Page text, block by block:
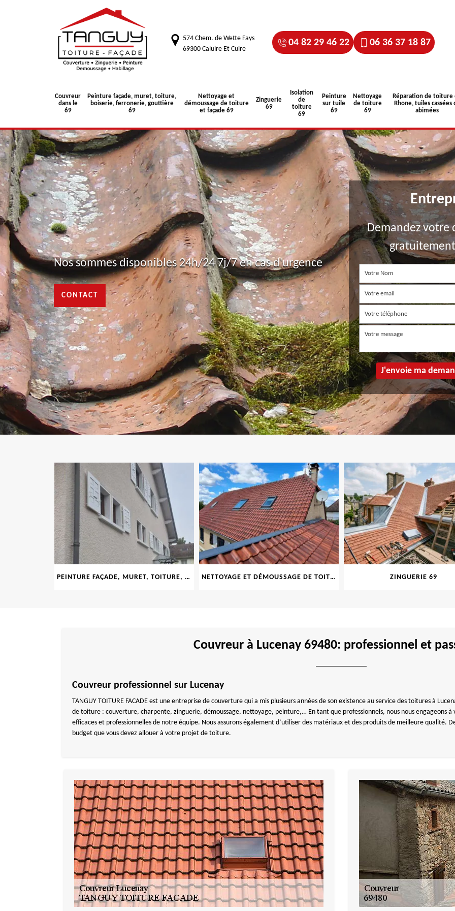
574 Chem. de Wette Fays
69300 Caluire Et Cuire
04 82 29 46 22 06 36 37 18 87
Couvreur
dans le
69
Peinture façade, muret, toiture,
boiserie, ferronerie, gouttière
69
Nettoyage et
démoussage de toiture
et façade 69
Zinguerie
69
Isolation
de
toiture
69
Peinture
sur tuile
69
Nettoyage
de toiture
69
Réparation de toiture
Rhone, tuiles cassées
abimées
Nos sommes disponibles 24h/24 7j/7 en cas d'urgence
CONTACT
Demandez votre
PEINTURE FAÇADE, MURET, TOITURE, BOISERIE, FERRONERIE, GOUTTIÈRE 69 NETTOYAGE ET DÉMOUSSAGE DE TOITURE ET FAÇADE 69 ZINGUERIE 69
Couvreur à Lucenay 69480: professionnel et
Couvreur professionnel sur Lucenay
TANGUY TOITURE FACADE est une entreprise de couverture qui a mis plusieurs années de son existence au service des toitures à
de toiture : couverture, charpente, zinguerie, démoussage, nettoyage, peinture,… En tant que professionnels, nous nous engageons
efficaces et professionnelles de notre équipe. Nous assurons également d’utiliser des matériaux et des produits de meilleure qualité.
budget que vous devez allouer à votre projet de toiture.